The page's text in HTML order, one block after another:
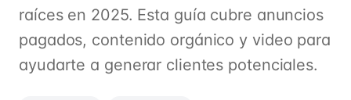
raíces en 2025. Esta guía cubre anuncios
pagados, contenido orgánico y video para
ayudarte a generar clientes potenciales.